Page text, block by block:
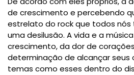
de crescimento e percebendo
estrelato do rock que todos
uma desilusão. A vida e a
crescimento, da dor de
determinação de alcançar seus
temas como esses dentro do